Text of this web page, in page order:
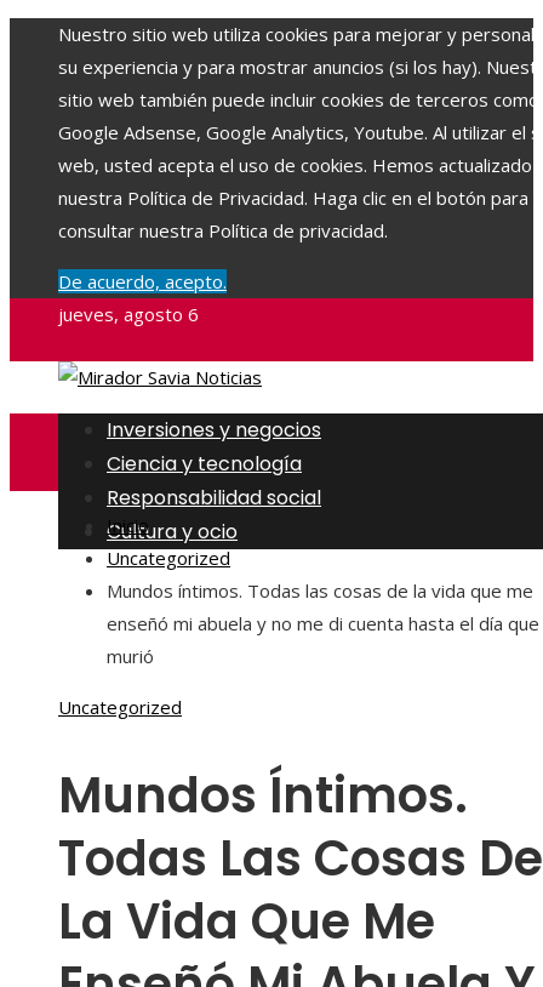
Nuestro sitio web utiliza cookies para mejorar y
su experiencia y para mostrar anuncios (si los hay).
sitio web también puede incluir cookies de terceros como
Google Adsense, Google Analytics, Youtube. Al utilizar el
web, usted acepta el uso de cookies. Hemos actualizado
nuestra Política de Privacidad. Haga clic en el botón para
consultar nuestra Política de privacidad.
De acuerdo, acepto.
jueves, agosto 6
Inversiones y negocios
Ciencia y tecnología
Responsabilidad social
Cultura y ocio
Inicio
Uncategorized
Mundos íntimos. Todas las cosas de la vida que me
enseñó mi abuela y no me di cuenta hasta el día que
murió
Uncategorized
Mundos Íntimos.
Todas Las Cosas De
La Vida Que Me